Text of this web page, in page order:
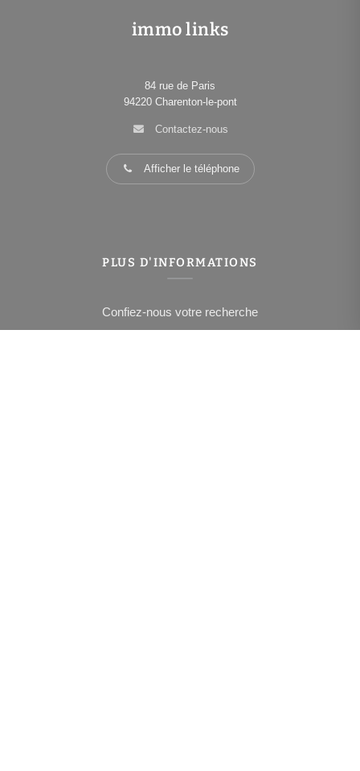
immo links
84 rue de Paris
94220 Charenton-le-pont
Contactez-nous
Afficher le téléphone
PLUS D'INFORMATIONS
Confiez-nous votre recherche